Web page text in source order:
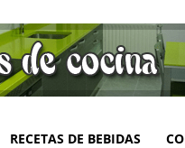
RECETAS DE BEBIDAS